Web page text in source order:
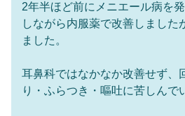
2年半ほど前にメニエール病を
しながら内服薬で改善しました
ました。
耳鼻科ではなかなか改善せず、
り・ふらつき・嘔吐に苦しんで